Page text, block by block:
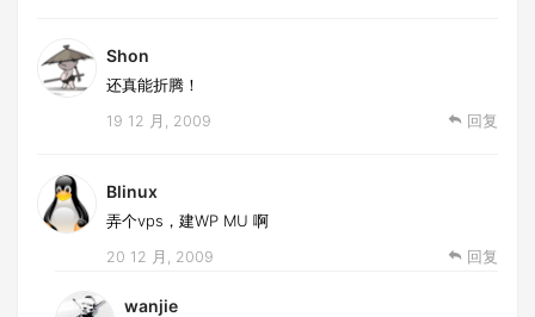
Shon
还真能折腾！
19 12 月, 2009 回复
Blinux
弄个vps，建WP MU 啊
20 12 月, 2009 回复
wanjie